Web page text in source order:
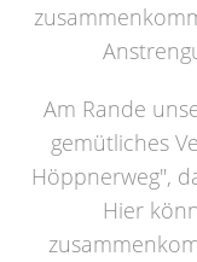
Am Rande
gemütliches
Höppnerweg",
Hier